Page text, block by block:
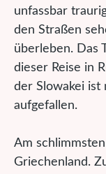
unfassbar
den Straßen
überleben. Das
dieser Reise in
der Slowakei ist
aufgefallen.
Am
Griechenland.